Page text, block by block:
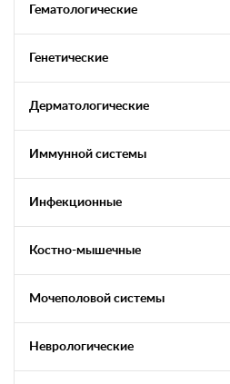
Гематологические
Генетические
Дерматологические
Иммунной системы
Инфекционные
Костно-мышечные
Мочеполовой системы
Неврологические